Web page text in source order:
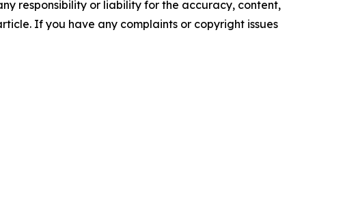
responsibility or liability for the accuracy, content,
If you have any complaints or copyright issues